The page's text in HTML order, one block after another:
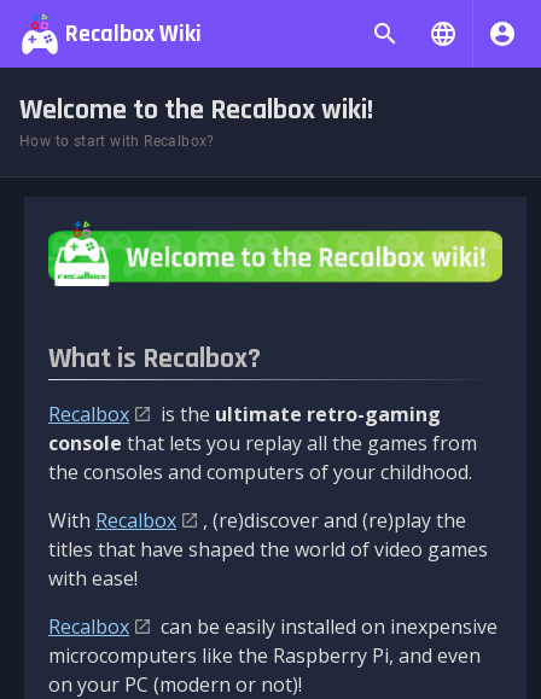
Recalbox Wiki
Welcome to the Recalbox wiki!
How to start with Recalbox?
What is Recalbox?
Recalbox is the ultimate retro-gaming
console that lets you replay all the games from
the consoles and computers of your childhood.
With Recalbox
, (re)discover and (re)play the
titles that have shaped the world of video games
with ease!
Recalbox
can be easily installed on inexpensive
microcomputers like the Raspberry Pi, and even
on your PC (modern or not)!